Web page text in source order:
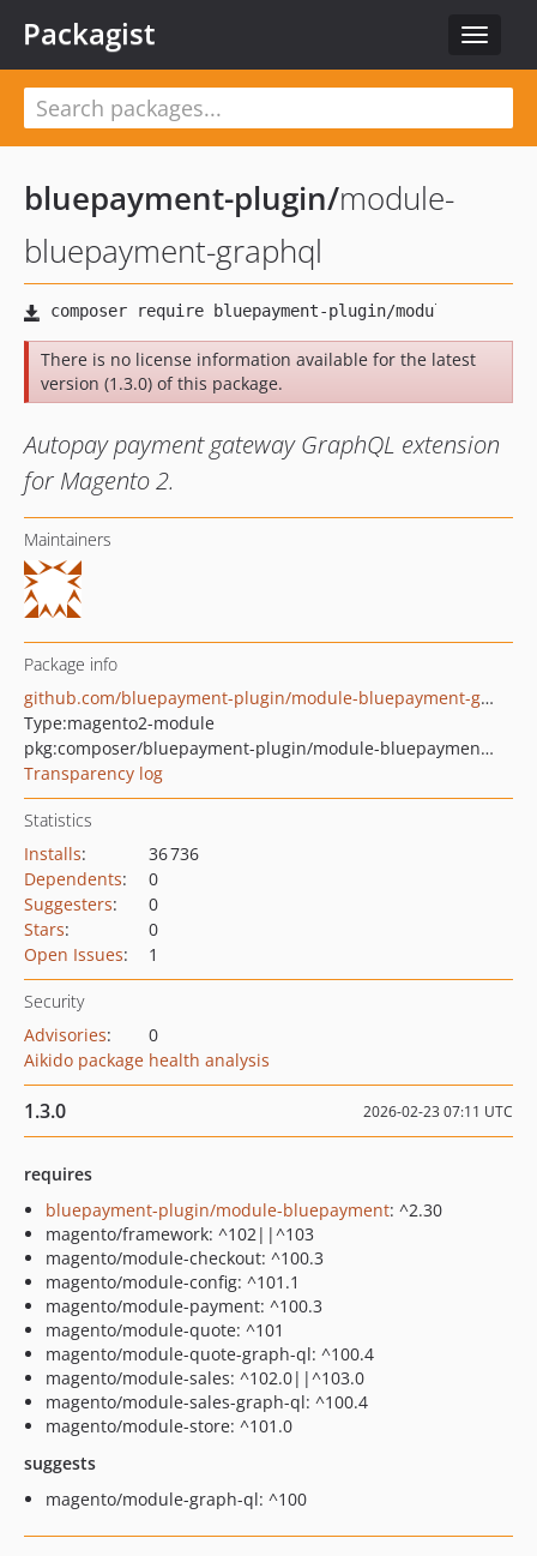
Toggle
Packagist
bluepayment-plugin/module-
bluepayment-graphql
There is no license information available for the latest
version (1.3.0) of this package.
Autopay payment gateway GraphQL extension
for Magento 2.
Maintainers
Package info
github.com/bluepayment-plugin/module-bluepayment-graphql
Type:magento2-module
pkg:composer/bluepayment-plugin/module-bluepayment-graphql
Transparency log
Statistics
Installs:
36 736
Dependents:
0
Suggesters:
0
Stars:
0
Open Issues: 1
Security
Advisories:
0
Aikido package health analysis
1.3.0 2026-02-23 07:11 UTC
requires
bluepayment-plugin/module-bluepayment: ^2.30
magento/framework: ^102||^103
magento/module-checkout: ^100.3
magento/module-config: ^101.1
magento/module-payment: ^100.3
magento/module-quote: ^101
magento/module-quote-graph-ql: ^100.4
magento/module-sales: ^102.0||^103.0
magento/module-sales-graph-ql: ^100.4
magento/module-store: ^101.0
suggests
magento/module-graph-ql: ^100